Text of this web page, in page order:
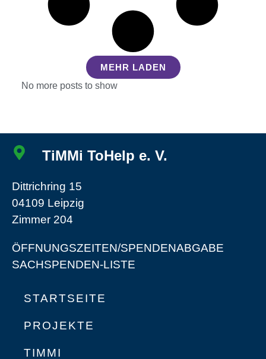
MEHR LADEN
No more posts to show
TiMMi ToHelp e. V.
Dittrichring 15
04109 Leipzig
Zimmer 204
ÖFFNUNGSZEITEN/SPENDENABGABE
SACHSPENDEN-LISTE
STARTSEITE
PROJEKTE
TIMMI